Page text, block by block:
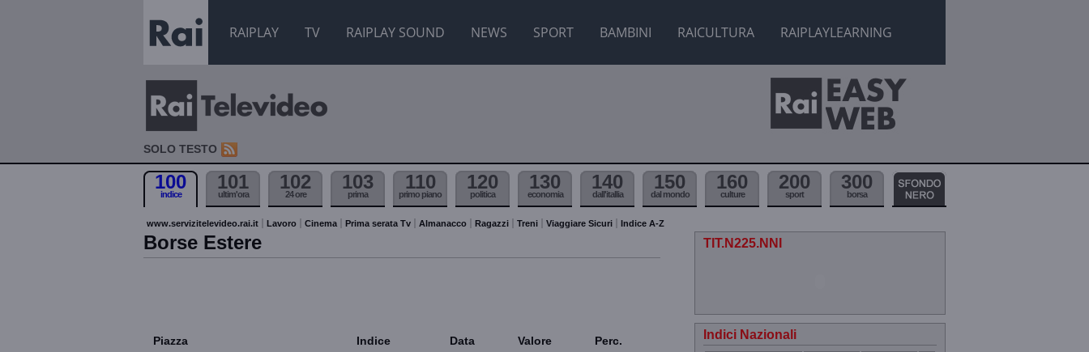
RAIPLAY TV RAIPLAY SOUND NEWS SPORT BAMBINI RAICULTURA RAIPLAYLEARNING
SOLO TESTO
100
indice
101
ultim'ora
102
24 ore
103
prima
110
primo piano
120
politica
130
economia
140
dall'itallia
150
dal mondo
160
culture
200
sport
300
borsa
www.servizitelevideo.rai.it Lavoro Cinema Prima serata Tv Almanacco Ragazzi Treni Viaggiare Sicuri Indice A-Z
Borse Estere
Piazza Indice Data Valore Perc.
TIT.N225.NNI
Indici Nazionali